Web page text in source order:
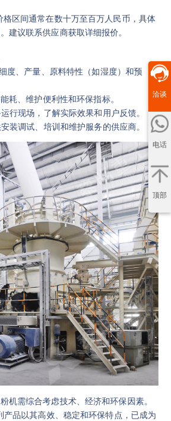
格区间通常在数十万至百万人民币，具体
建议联系供应商获取详细报价。
度、产量、原料特性（如湿度）和预
耗、维护便利性和环保指标。
运行现场，了解实际效果和用户反馈。
安装调试、培训和维护服务的供应商。
机需综合考虑技术、经济和环保因素。
产品以其高效、稳定和环保特点，已成为
洽谈
电话
顶部